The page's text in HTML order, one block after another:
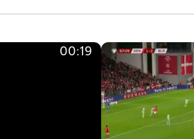
00:19